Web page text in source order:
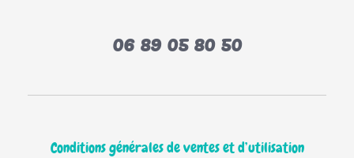
06 89 05 80 50
Conditions générales de ventes et d’utilisation